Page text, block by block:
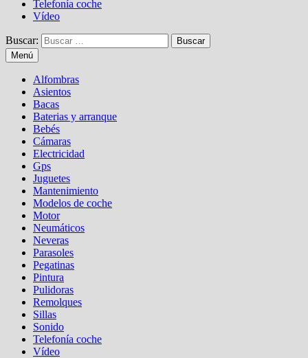
Telefonía coche
Vídeo
Buscar:
Menú
Alfombras
Asientos
Bacas
Baterias y arranque
Bebés
Cámaras
Electricidad
Gps
Juguetes
Mantenimiento
Modelos de coche
Motor
Neumáticos
Neveras
Parasoles
Pegatinas
Pintura
Pulidoras
Remolques
Sillas
Sonido
Telefonía coche
Vídeo